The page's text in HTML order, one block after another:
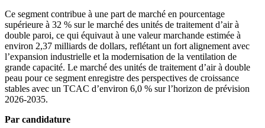
Ce segment contribue à une part de marché en pourcentage
supérieure à 32 % sur le marché des unités de traitement d’air à
double paroi, ce qui équivaut à une valeur marchande estimée à
environ 2,37 milliards de dollars, reflétant un fort alignement avec
l’expansion industrielle et la modernisation de la ventilation de
grande capacité. Le marché des unités de traitement d’air à double
peau pour ce segment enregistre des perspectives de croissance
stables avec un TCAC d’environ 6,0 % sur l’horizon de prévision
2026-2035.
Par candidature